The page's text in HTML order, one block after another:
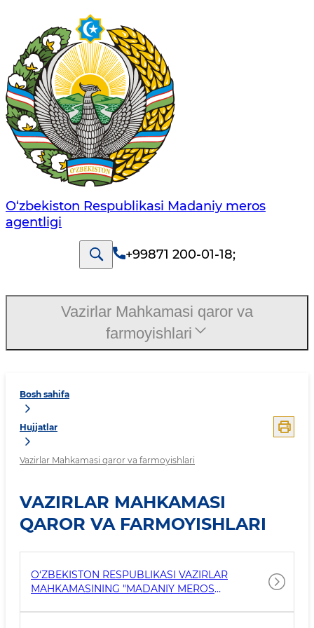
O‘zbekiston Respublikasi Madaniy meros
agentligi
+99871 200-01-18;
Bosh sahifa
Hujjatlar
Vazirlar Mahkamasi qaror va farmoyishlari
VAZIRLAR MAHKAMASI
QAROR VA FARMOYISHLARI
O‘ZBEKISTON RESPUBLIKASI VAZIRLAR
MAHKAMASINING "MADANIY MEROS
ULARDAN FOYDALANISHNI YANADA
Vazirlar Mahkamasi qaror va
farmoyishlari